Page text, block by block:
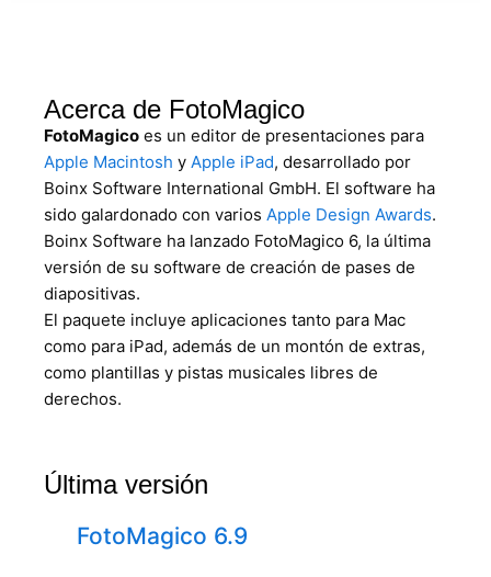
Acerca de FotoMagico
FotoMagico es un editor de presentaciones para
Apple Macintosh y Apple iPad, desarrollado por
Boinx Software International GmbH. El software ha
sido galardonado con varios Apple Design Awards.
Boinx Software ha lanzado FotoMagico 6, la última
versión de su software de creación de pases de
diapositivas.
El paquete incluye aplicaciones tanto para Mac
como para iPad, además de un montón de extras,
como plantillas y pistas musicales libres de
derechos.
Última versión
FotoMagico 6.9